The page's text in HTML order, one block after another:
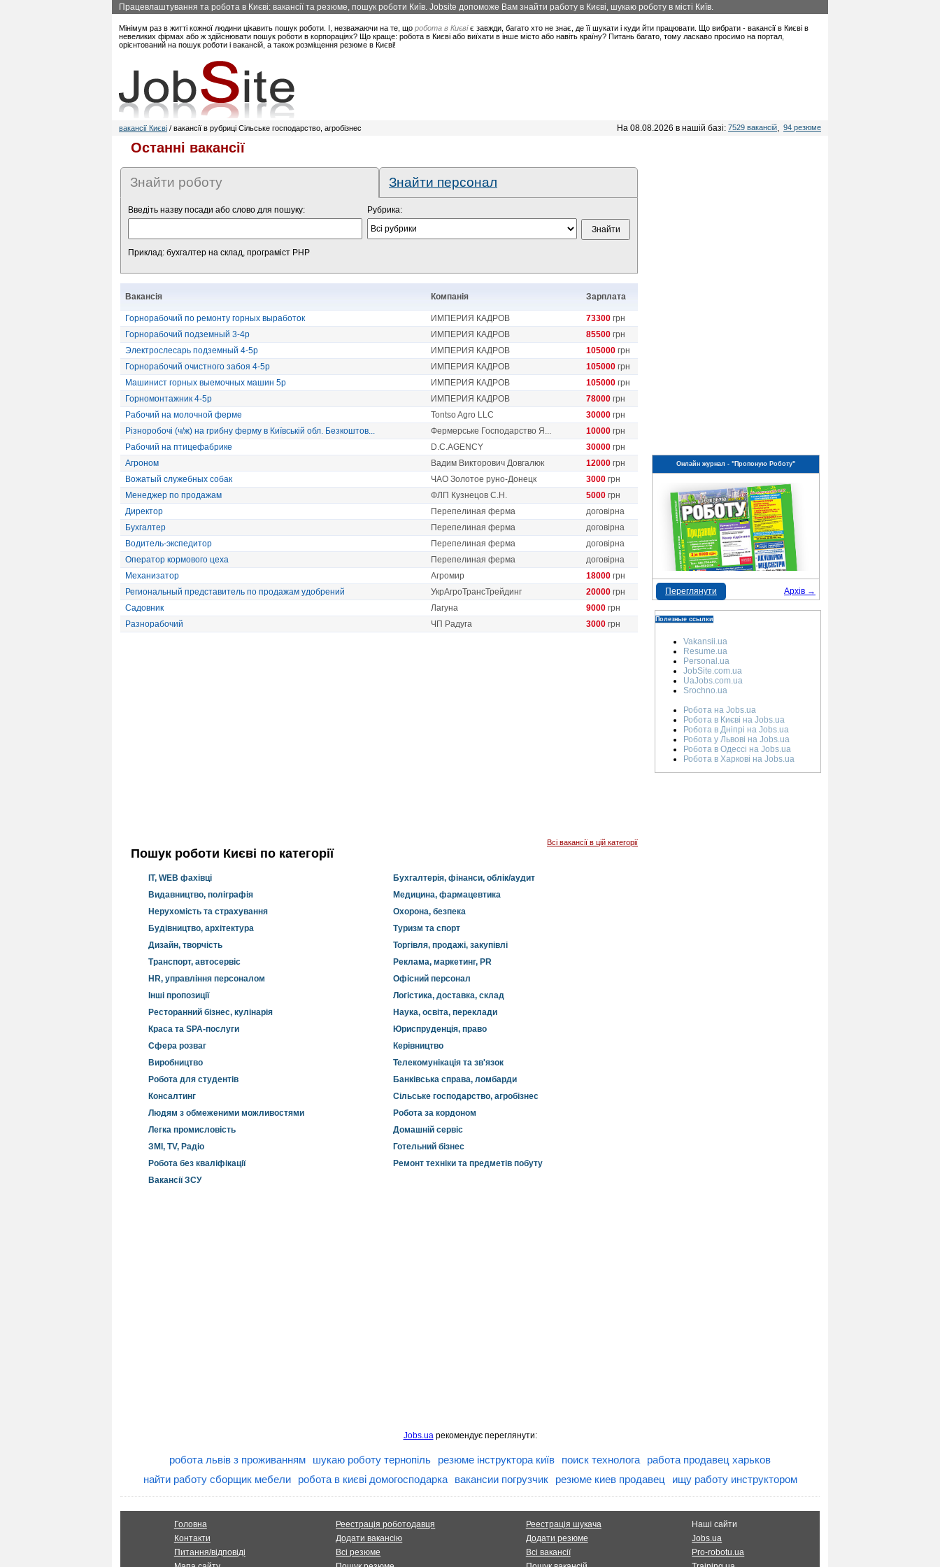
Працевлаштування та робота в Києві: вакансії та резюме, пошук роботи Київ. Jobsite допоможе Вам знайти работу в Києві, шукаю роботу в місті Київ.
Мінімум раз в житті кожної людини цікавить пошук роботи. І, незважаючи на те, що робота в Києвіє завжди, багато хто не знає, де її шукати і куди йти працювати. Що вибрати - вакансії в Києві в
невеликих фірмах або ж здійснювати пошук роботи в корпораціях? Що краще: робота в Києві або виїхати в інше місто або навіть країну? Питань багато, тому ласкаво просимо на портал,
орієнтований на пошук роботи і вакансій, а також розміщення резюме в Києві!
вакансії Києві / вакансії в рубриці Сільське господарство, агробізнес На 08.08.2026 в нашій базі: 7529 вакансій, 94 резюме
Останні вакансії
Знайти роботу Знайти персонал
Введіть назву посади або слово для пошуку:
Приклад: бухгалтер на склад, програміст PHP
Рубрика:
Вакансія Компанія Зарплата
Горнорабочий по ремонту горных выработок ИМПЕРИЯ КАДРОВ 73300 грн
Горнорабочий подземный 3-4р
ИМПЕРИЯ КАДРОВ 85500 грн
Электрослесарь подземный 4-5р
ИМПЕРИЯ КАДРОВ 105000 грн
Горнорабочий очистного забоя 4-5р
ИМПЕРИЯ КАДРОВ 105000 грн
Машинист горных выемочных машин 5р
ИМПЕРИЯ КАДРОВ 105000 грн
Горномонтажник 4-5р
ИМПЕРИЯ КАДРОВ 78000 грн
Рабочий на молочной ферме
Tontso Agro LLC 30000 грн
Різноробочі (ч/ж) на грибну ферму в Київській обл. Безкоштов...
Фермерське Господарство Я... 10000 грн
Рабочий на птицефабрике
D.C.AGENCY 30000 грн
Агроном
Вадим Викторович Довгалюк 12000 грн
Вожатый служебных собак
ЧАО Золотое руно-Донецк 3000 грн
Менеджер по продажам
ФЛП Кузнецов С.Н. 5000 грн
Директор
Перепелиная ферма
договірна
Бухгалтер
Перепелиная ферма
договірна
Водитель-экспедитор
Перепелиная ферма
договірна
Оператор кормового цеха
Перепелиная ферма
договірна
Механизатор
Агромир 18000 грн
Региональный представитель по продажам удобрений
УкрАгроТрансТрейдинг 20000 грн
Садовник
Лагуна 9000 грн
Разнорабочий
ЧП Радуга 3000 грн
Всі вакансії в цій категорії
Пошук роботи Києві по категорії
IT, WEB фахівці
Бухгалтерія, фінанси, облік/аудит
Видавництво, поліграфія
Медицина, фармацевтика
Нерухомість та страхування
Охорона, безпека
Будівництво, архітектура
Туризм та спорт
Дизайн, творчість
Торгівля, продажі, закупівлі
Транспорт, автосервіс
Реклама, маркетинг, PR
HR, управління персоналом
Офісний персонал
Інші пропозиції
Логістика, доставка, склад
Ресторанний бізнес, кулінарія
Наука, освіта, переклади
Краса та SPA-послуги
Юриспруденція, право
Сфера розваг
Керівництво
Виробництво
Телекомунікація та зв'язок
Робота для студентів
Банківська справа, ломбарди
Консалтинг
Сільське господарство, агробізнес
Людям з обмеженими можливостями
Робота за кордоном
Легка промисловість
Домашній сервіс
ЗМІ, TV, Радіо
Готельний бізнес
Робота без кваліфікації
Ремонт техніки та предметів побуту
Вакансії ЗСУ
Онлайн журнал - "Пропоную Роботу"
Архів →
Переглянути
Полезные ссылки
Vakansii.ua
Resume.ua
Personal.ua
JobSite.com.ua
UaJobs.com.ua
Srochno.ua
Робота на Jobs.ua
Робота в Києві на Jobs.ua
Робота в Дніпрі на Jobs.ua
Робота у Львові на Jobs.ua
Робота в Одессі на Jobs.ua
Робота в Харкові на Jobs.ua
Jobs.uaрекомендує переглянути:
робота львів з проживанням шукаю роботу тернопіль резюме інструктора київ поиск технолога
работа продавец харьков
найти работу сборщик мебели
робота в києві домогосподарка вакансии погрузчик резюме киев продавец ищу работу инструктором
Головна
Контакти
Питання/відповіді
Реестрація роботодавця
Додати вакансію
Всі резюме
Реестрація шукача
Додати резюме
Всі вакансії
Наші сайти
Jobs.ua
Pro-robotu.ua